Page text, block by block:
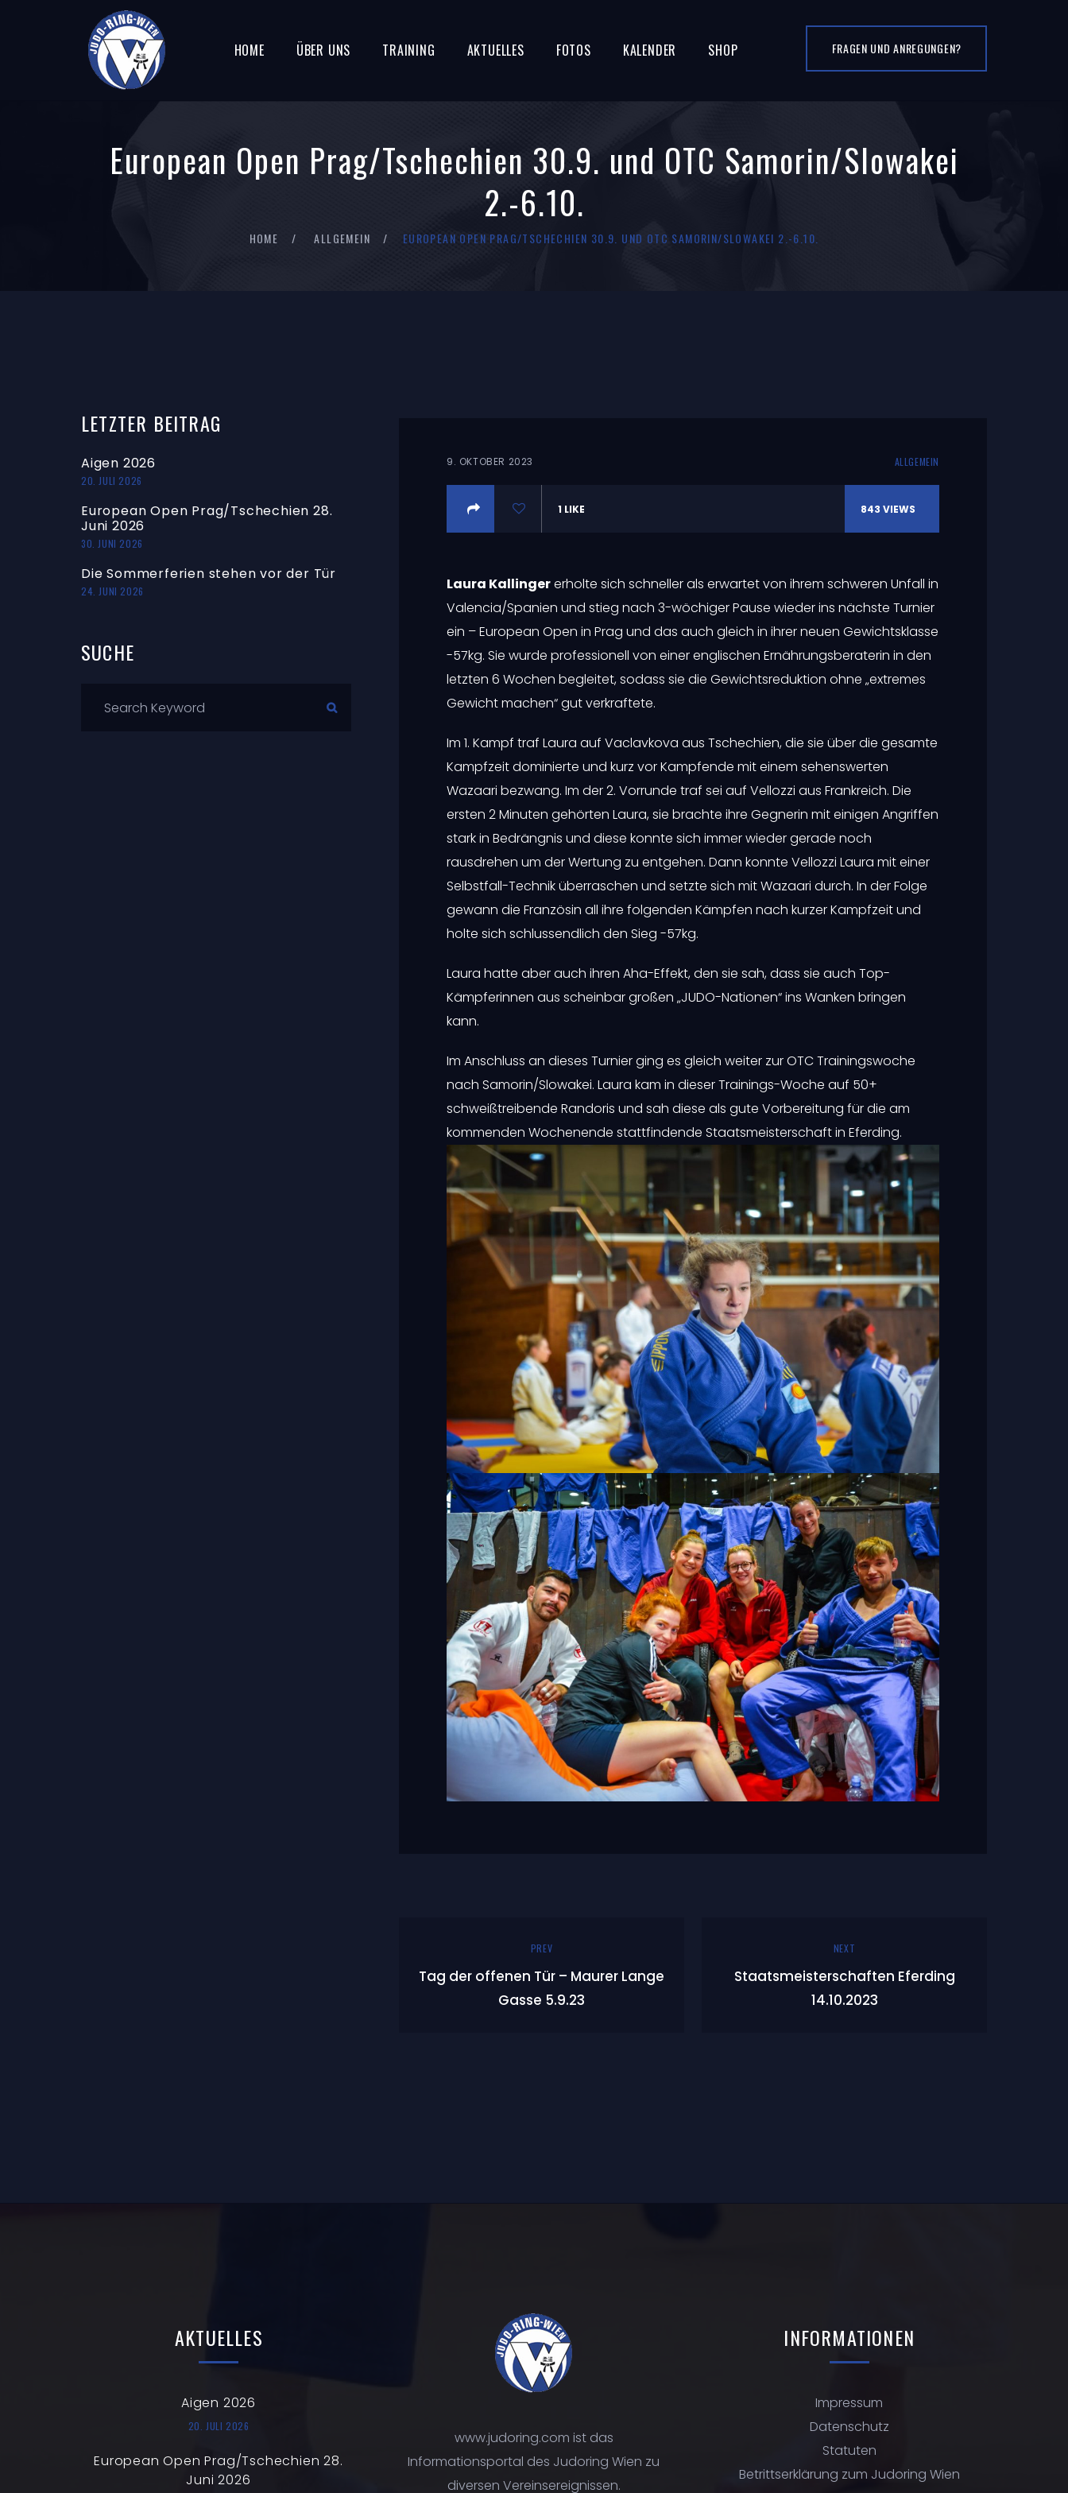
HOME ÜBER UNS TRAINING AKTUELLES FOTOS KALENDER SHOP FRAGEN UND ANREGUNGEN?
European Open Prag/Tschechien 30.9. und OTC Samorin/Slowakei
2.-6.10.
HOME ALLGEMEIN EUROPEAN OPEN PRAG/TSCHECHIEN 30.9. UND OTC SAMORIN/SLOWAKEI 2.-6.10.
9. OKTOBER 2023 ALLGEMEIN
1 LIKE 843 VIEWS
Laura Kallingererholte sich schneller als erwartet von ihrem schweren Unfall in
Valencia/Spanien und stieg nach 3-wöchiger Pause wieder ins nächste Turnier
ein – European Open in Prag und das auch gleich in ihrer neuen Gewichtsklasse
-57kg. Sie wurde professionell von einer englischen Ernährungsberaterin in den
letzten 6 Wochen begleitet, sodass sie die Gewichtsreduktion ohne „extremes
Gewicht machen“ gut verkraftete.
Im 1. Kampf traf Laura auf Vaclavkova aus Tschechien, die sie über die gesamte
Kampfzeit dominierte und kurz vor Kampfende mit einem sehenswerten
Wazaari bezwang. Im der 2. Vorrunde traf sei auf Vellozzi aus Frankreich. Die
ersten 2 Minuten gehörten Laura, sie brachte ihre Gegnerin mit einigen Angriffen
stark in Bedrängnis und diese konnte sich immer wieder gerade noch
rausdrehen um der Wertung zu entgehen. Dann konnte Vellozzi Laura mit einer
Selbstfall-Technik überraschen und setzte sich mit Wazaari durch. In der Folge
gewann die Französin all ihre folgenden Kämpfen nach kurzer Kampfzeit und
holte sich schlussendlich den Sieg -57kg.
Laura hatte aber auch ihren Aha-Effekt, den sie sah, dass sie auch Top-
Kämpferinnen aus scheinbar großen „JUDO-Nationen“ ins Wanken bringen
kann.
Im Anschluss an dieses Turnier ging es gleich weiter zur OTC Trainingswoche
nach Samorin/Slowakei. Laura kam in dieser Trainings-Woche auf 50+
schweißtreibende Randoris und sah diese als gute Vorbereitung für die am
kommenden Wochenende stattfindende Staatsmeisterschaft in Eferding.
PREV
Tag der offenen Tür – Maurer Lange
Gasse 5.9.23
NEXT
Staatsmeisterschaften Eferding
14.10.2023
LETZTER BEITRAG
Aigen 2026
20. JULI 2026
European Open Prag/Tschechien 28.
Juni 2026
30. JUNI 2026
Die Sommerferien stehen vor der Tür
24. JUNI 2026
SUCHE
AKTUELLES
Aigen 2026
20. JULI 2026
European Open Prag/Tschechien 28.
Juni 2026
www.judoring.com ist das
Informationsportal des Judoring Wien zu
diversen Vereinsereignissen.
INFORMATIONEN
Impressum
Datenschutz
Statuten
Betrittserklärung zum Judoring Wien